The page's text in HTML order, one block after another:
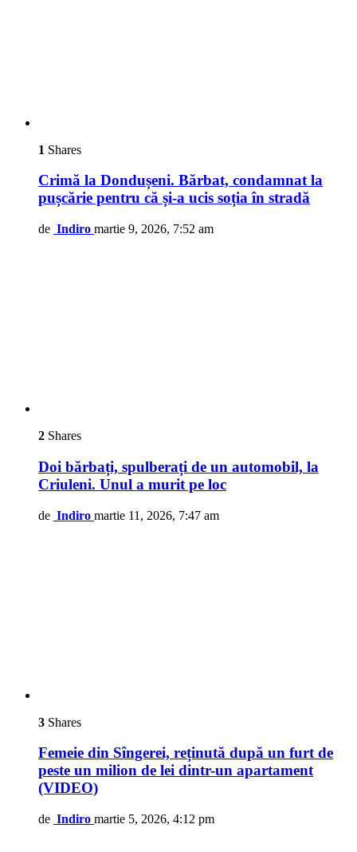
1 Shares
Crimă la Dondușeni. Bărbat, condamnat la
pușcărie pentru că și-a ucis soția în stradă
de Indiro martie 9, 2026, 7:52 am
2 Shares
Doi bărbați, spulberați de un automobil, la
Criuleni. Unul a murit pe loc
de Indiro martie 11, 2026, 7:47 am
3 Shares
Femeie din Sîngerei, reținută după un furt de
peste un milion de lei dintr-un apartament
(VIDEO)
de Indiro martie 5, 2026, 4:12 pm